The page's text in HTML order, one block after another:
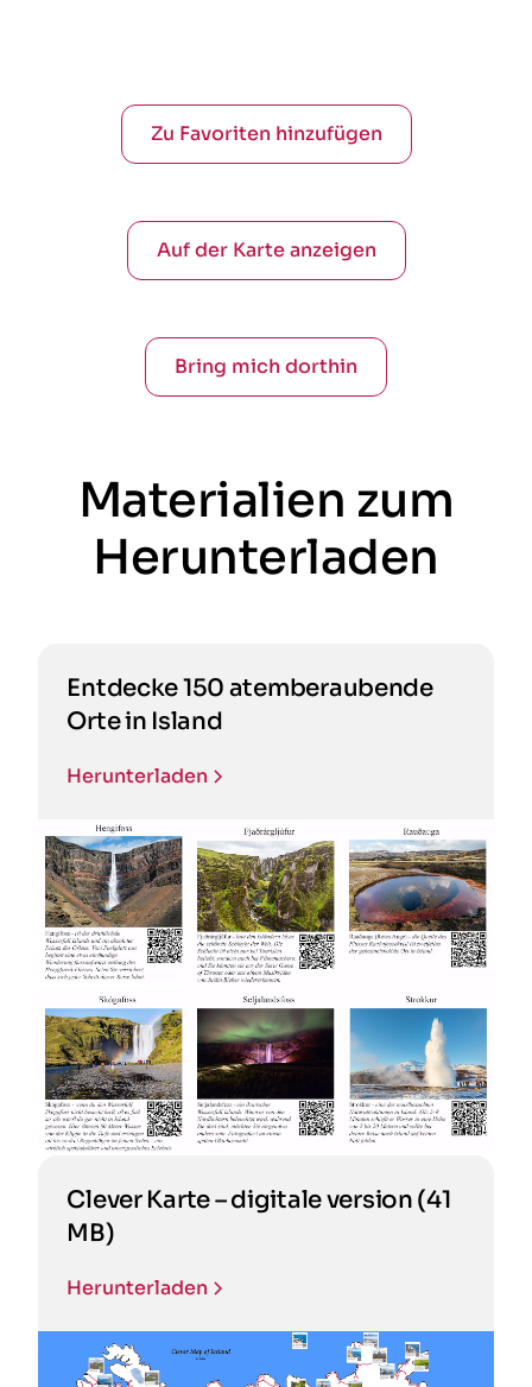
Zu Favoriten hinzufügen
Auf der Karte anzeigen
Bring mich dorthin
Materialien zum
Herunterladen
Entdecke 150 atemberaubende
Orte in Island
Herunterladen
Clever Karte – digitale version (41
MB)
Herunterladen